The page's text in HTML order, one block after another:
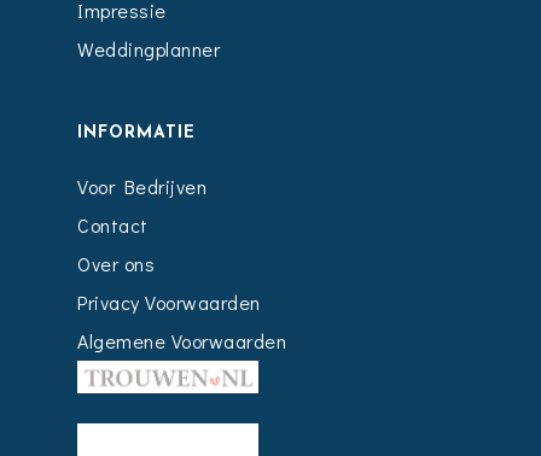
Impressie
Weddingplanner
INFORMATIE
Voor Bedrijven
Contact
Over ons
Privacy Voorwaarden
Algemene Voorwaarden